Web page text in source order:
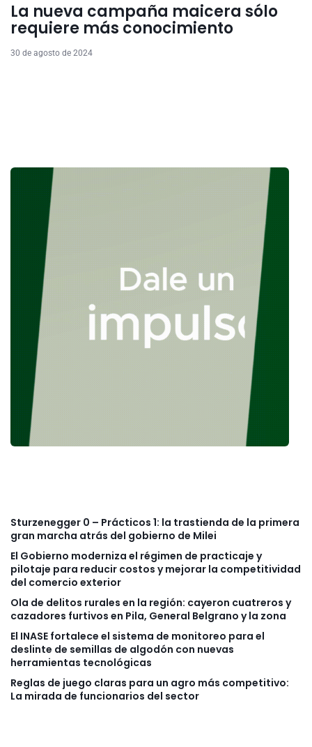
La nueva campaña maicera sólo
requiere más conocimiento
30 de agosto de 2024
Sturzenegger 0 – Prácticos 1: la trastienda de la primera
gran marcha atrás del gobierno de Milei
El Gobierno moderniza el régimen de practicaje y
pilotaje para reducir costos y mejorar la competitividad
del comercio exterior
Ola de delitos rurales en la región: cayeron cuatreros y
cazadores furtivos en Pila, General Belgrano y la zona
El INASE fortalece el sistema de monitoreo para el
deslinte de semillas de algodón con nuevas
herramientas tecnológicas
Reglas de juego claras para un agro más competitivo:
La mirada de funcionarios del sector